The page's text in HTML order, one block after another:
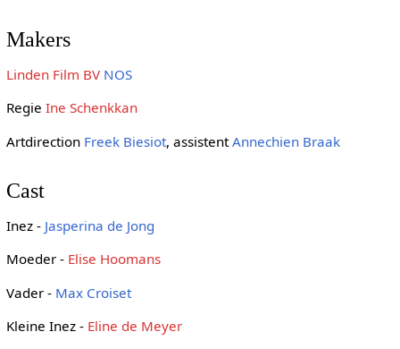
Makers
Linden Film BV NOS
Regie Ine Schenkkan
Artdirection Freek Biesiot, assistentAnnechien Braak
Cast
Inez - Jasperina de Jong
Moeder - Elise Hoomans
Vader - Max Croiset
Kleine Inez - Eline de Meyer